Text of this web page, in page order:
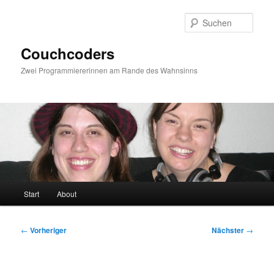
Couchcoders
Zwei Programmiererinnen am Rande des Wahnsinns
Start About
Beitragsnavigation
← Vorheriger Nächster →